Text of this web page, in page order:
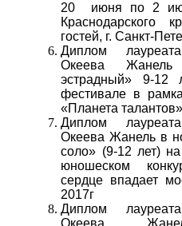
20
июня по 2
Краснодарского
гостей, г. Санкт-
Диплом
Океева
эстрадный» 9-
фестивале в
«Планета
Диплом
Океева Жанель в
соло» (9-12 лет)
юношеском
сердце впадает
2017г
Диплом
Океева